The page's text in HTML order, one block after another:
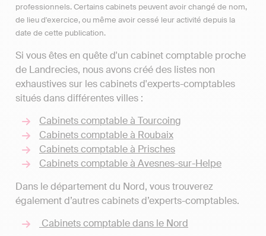
professionnels. Certains cabinets peuvent avoir changé de nom,
de lieu d'exercice, ou même avoir cessé leur activité depuis la
date de cette publication.
Si vous êtes en quête d'un cabinet comptable proche
de Landrecies, nous avons créé des listes non
exhaustives sur les cabinets d'experts-comptables
situés dans différentes villes :
Cabinets comptable à Tourcoing
Cabinets comptable à Roubaix
Cabinets comptable à Prisches
Cabinets comptable à Avesnes-sur-Helpe
Dans le département du Nord, vous trouverez
également d’autres cabinets d’experts-comptables.
Cabinets comptable dans le Nord